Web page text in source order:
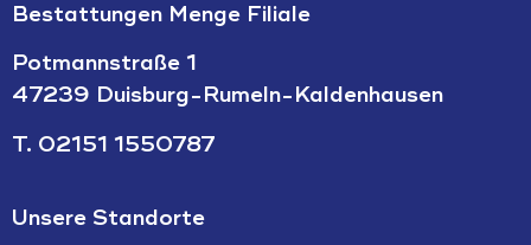
Bestattungen Menge Filiale
Potmannstraße 1
47239 Duisburg-Rumeln-Kaldenhausen
T. 02151 1550787
Unsere Standorte